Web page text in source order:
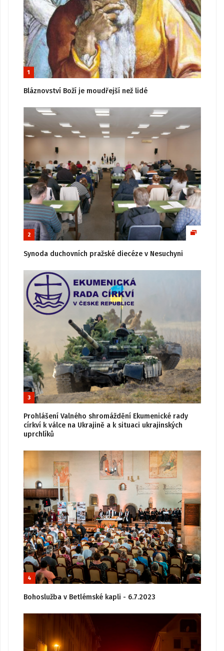
1
Bláznovství Boží je moudřejší než lidé
2
Synoda duchovních pražské diecéze v Nesuchyni
3
Prohlášení Valného shromáždění Ekumenické rady
církví k válce na Ukrajině a k situaci ukrajinských
uprchlíků
4
Bohoslužba v Betlémské kapli - 6.7.2023